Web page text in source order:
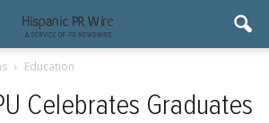
Education
Celebrates Graduates